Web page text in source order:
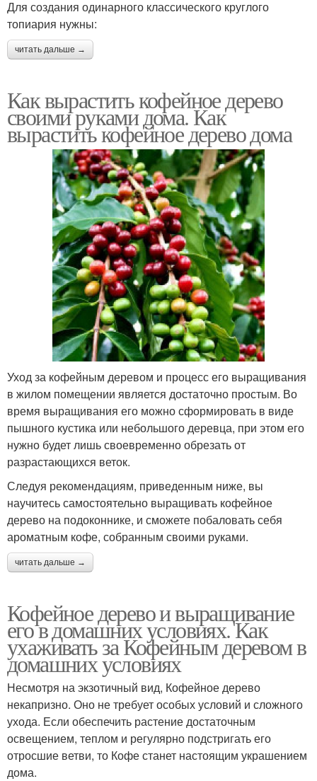
Для создания одинарного классического круглого
топиария нужны:
читать дальше →
Как вырастить кофейное дерево
своими руками дома. Как
вырастить кофейное дерево дома
Уход за кофейным деревом и процесс его выращивания
в жилом помещении является достаточно простым. Во
время выращивания его можно сформировать в виде
пышного кустика или небольшого деревца, при этом его
нужно будет лишь своевременно обрезать от
разрастающихся веток.
Следуя рекомендациям, приведенным ниже, вы
научитесь самостоятельно выращивать кофейное
дерево на подоконнике, и сможете побаловать себя
ароматным кофе, собранным своими руками.
читать дальше →
Кофейное дерево и выращивание
его в домашних условиях. Как
ухаживать за Кофейным деревом в
домашних условиях
Несмотря на экзотичный вид, Кофейное дерево
некапризно. Оно не требует особых условий и сложного
ухода. Если обеспечить растение достаточным
освещением, теплом и регулярно подстригать его
отросшие ветви, то Кофе станет настоящим украшением
дома.